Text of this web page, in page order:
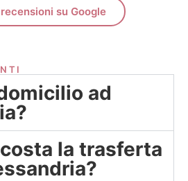
su Google
ad
la trasferta